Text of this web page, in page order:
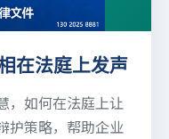
在法庭上发声
，如何在法庭上让
护策略，帮助企业